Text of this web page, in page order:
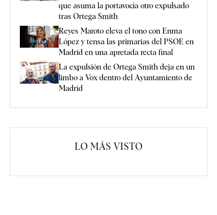
que asuma la portavocía otro expulsado
tras Ortega Smith
Reyes Maroto eleva el tono con Enma
López y tensa las primarias del PSOE en
Madrid en una apretada recta final
La expulsión de Ortega Smith deja en un
limbo a Vox dentro del Ayuntamiento de
Madrid
LO MÁS VISTO